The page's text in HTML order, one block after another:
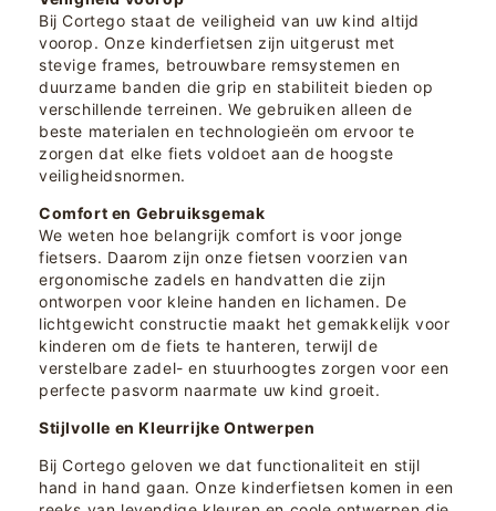
Bij Cortego staat de veiligheid van uw kind altijd
voorop. Onze kinderfietsen zijn uitgerust met
stevige frames, betrouwbare remsystemen en
duurzame banden die grip en stabiliteit bieden op
verschillende terreinen. We gebruiken alleen de
beste materialen en technologieën om ervoor te
zorgen dat elke fiets voldoet aan de hoogste
veiligheidsnormen.
Comfort en Gebruiksgemak
We weten hoe belangrijk comfort is voor jonge
fietsers. Daarom zijn onze fietsen voorzien van
ergonomische zadels en handvatten die zijn
ontworpen voor kleine handen en lichamen. De
lichtgewicht constructie maakt het gemakkelijk voor
kinderen om de fiets te hanteren, terwijl de
verstelbare zadel- en stuurhoogtes zorgen voor een
perfecte pasvorm naarmate uw kind groeit.
Stijlvolle en Kleurrijke Ontwerpen
Bij Cortego geloven we dat functionaliteit en stijl
hand in hand gaan. Onze kinderfietsen komen in een